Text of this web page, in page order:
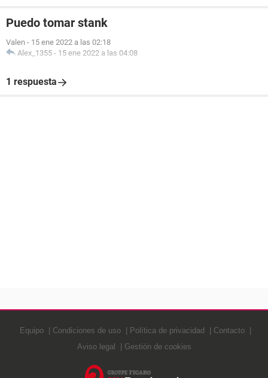
Puedo tomar stank
Valen - 15 ene 2022 a las 02:18
Alex_1355 - 15 ene 2022 a las 04:08
1 respuesta
Equipo Condiciones de uso Política de privacidad
Contacto
Aviso legal
Gestión de cookies